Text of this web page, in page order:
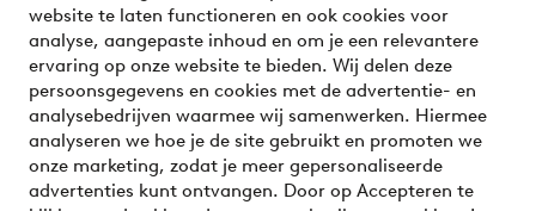
website te laten functioneren en ook cookies voor
analyse, aangepaste inhoud en om je een relevantere
ervaring op onze website te bieden. Wij delen deze
persoonsgegevens en cookies met de advertentie- en
analysebedrijven waarmee wij samenwerken. Hiermee
analyseren we hoe je de site gebruikt en promoten we
onze marketing, zodat je meer gepersonaliseerde
advertenties kunt ontvangen. Door op Accepteren te
Veilig betalen - Nu betalen of opsplitsen
Wil je meer weten over onze betaalopties?